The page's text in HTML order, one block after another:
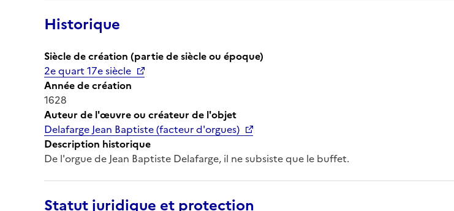
Historique
Siècle de création (partie de siècle ou époque)
2e quart 17e siècle
Année de création
1628
Auteur de l'œuvre ou créateur de l'objet
Delafarge Jean Baptiste (facteur d'orgues)
Description historique
De l'orgue de Jean Baptiste Delafarge, il ne subsiste que le buffet.
Statut juridique et protection